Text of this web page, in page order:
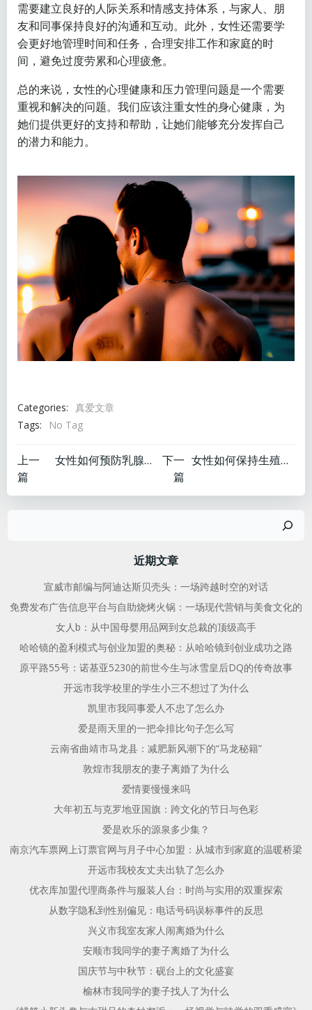
需要建立良好的人际关系和情感支持体系，与家人、朋
友和同事保持良好的沟通和互动。此外，女性还需要学
会更好地管理时间和任务，合理安排工作和家庭的时
间，避免过度劳累和心理疲惫。
总的来说，女性的心理健康和压力管理问题是一个需要
重视和解决的问题。我们应该注重女性的身心健康，为
她们提供更好的支持和帮助，让她们能够充分发挥自己
的潜力和能力。
Categories: 真爱文章
Tags:
No Tag
文
章
上一
篇
女性如何预防乳腺增生
文
章
航
下一
篇
女性如何保持生殖器健康
近期文章
宣威市邮编与阿迪达斯贝壳头：一场跨越时空的对话
免费发布广告信息平台与自助烧烤火锅：一场现代营销与美食文化的
女人b：从中国母婴用品网到女总裁的顶级高手
哈哈镜的盈利模式与创业加盟的奥秘：从哈哈镜到创业成功之路
原平路55号：诺基亚5230的前世今生与冰雪皇后DQ的传奇故事
开远市我学校里的学生小三不想过了为什么
凯里市我同事爱人不忠了怎么办
爱是雨天里的一把伞排比句子怎么写
云南省曲靖市马龙县：减肥新风潮下的“马龙秘籍”
敦煌市我朋友的妻子离婚了为什么
爱情要慢慢来吗
大年初五与克罗地亚国旗：跨文化的节日与色彩
爱是欢乐的源泉多少集？
南京汽车票网上订票官网与月子中心加盟：从城市到家庭的温暖桥梁
开远市我校友丈夫出轨了怎么办
优衣库加盟代理商条件与服装人台：时尚与实用的双重探索
从数字隐私到性别偏见：电话号码误标事件的反思
兴义市我室友家人闹离婚为什么
安顺市我同学的妻子离婚了为什么
国庆节与中秋节：砚台上的文化盛宴
榆林市我同学的妻子找人了为什么